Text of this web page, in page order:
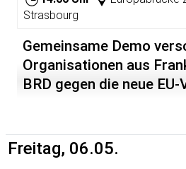
Strasbourg
Gemeinsame Demo
Organisationen aus
BRD gegen die neue
Freitag, 06.05.